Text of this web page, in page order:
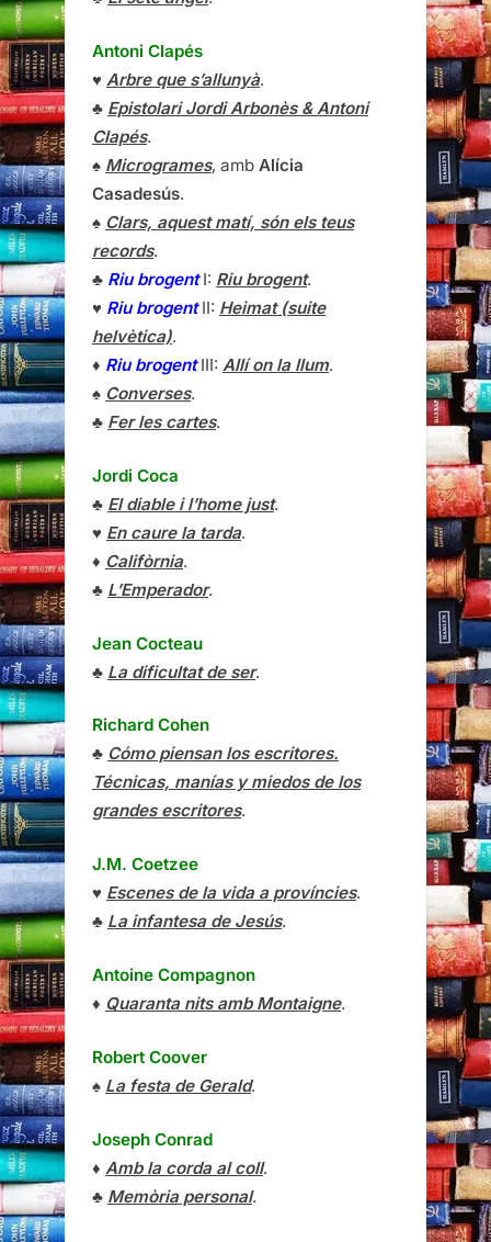
Antoni Clapés
♥ Arbre que s’allunyà.
♣ Epistolari Jordi Arbonès & Antoni
Clapés.
♠ Microgrames, amb Alícia
Casadesús.
♠ Clars, aquest matí, són els teus
records.
♣ Riu brogentI: Riu brogent.
♥ Riu brogentII: Heimat (suite
helvètica).
♦ Riu brogentIII: Allí on la llum.
♠ Converses.
♣ Fer les cartes.
Jordi Coca
♣ El diable i l’home just.
♥ En caure la tarda.
♦ Califòrnia.
♣ L’Emperador.
Jean Cocteau
♣ La dificultat de ser.
Richard Cohen
♣ Cómo piensan los escritores.
Técnicas, manías y miedos de los
grandes escritores.
J.M. Coetzee
♥ Escenes de la vida a províncies.
♣ La infantesa de Jesús.
Antoine Compagnon
♦ Quaranta nits amb Montaigne.
Robert Coover
♠ La festa de Gerald.
Joseph Conrad
♦ Amb la corda al coll.
♣ Memòria personal.